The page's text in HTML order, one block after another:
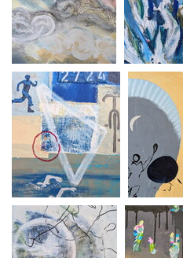
Wolkenkuckucks
heim 50x60
Triatlon 70x80
PXL